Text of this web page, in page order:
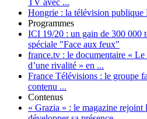
TV avec ...
Hongrie : la télévision publique
Programmes
ICI 19/20 : un gain de 300 000
spéciale "Face aux feux"
france.tv : le documentaire «
d’une rivalité » en ...
France Télévisions : le groupe
contenu ...
Contenus
« Grazia » : le magazine rejoint